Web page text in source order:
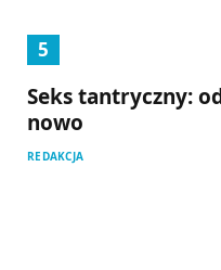
Seks tantryczny:
nowo
REDAKCJA